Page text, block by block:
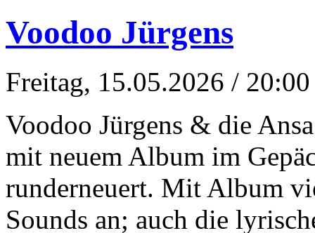
Voodoo Jürgens
Freitag, 15.05.2026 / 20:00
Voodoo Jürgens & die
mit neuem Album im
runderneuert. Mit Album
Sounds an; auch die